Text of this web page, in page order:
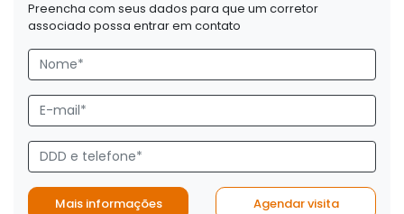
Preencha com seus dados para que um corretor
associado possa entrar em contato
Mais informações Agendar visita